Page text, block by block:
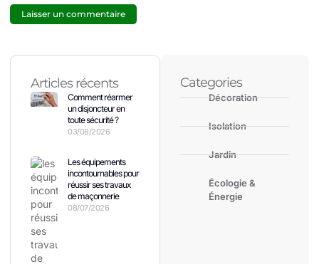
Articles récents
Comment réarmer
un disjoncteur en
toute sécurité ?
03/08/2026
Les équipements
incontournables pour
réussir ses travaux
de maçonnerie
08/07/2026
Categories
Décoration
Isolation
Jardin
Écologie &
Énergie